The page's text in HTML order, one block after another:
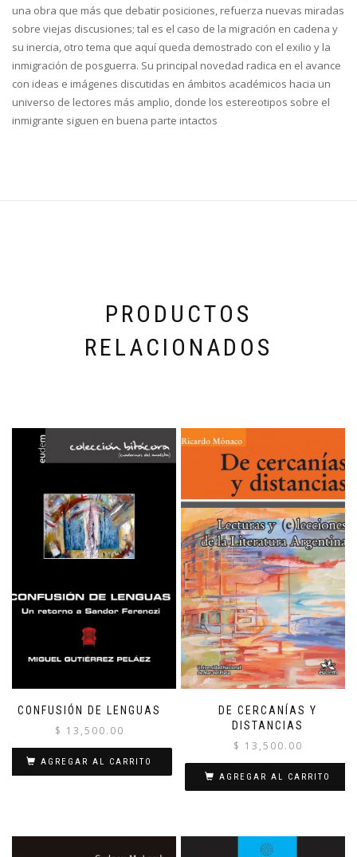
una obra que más que debatir posiciones, refuerza nuevas miradas
sobre viejas discusiones; tal es el caso de la migración en cadena y
su inercia, otro tema que aquí queda demostrado con el exilio y la
inmigración de posguerra. Su principal novedad radica en el avance
con ideas e imágenes discutidas en ámbitos académicos hacia un
universo de lectores más amplio, donde los estereotipos sobre el
inmigrante siguen en buena parte intactos
PRODUCTOS
RELACIONADOS
CONFUSIÓN DE LENGUAS
$ 13,500.00
AGREGAR AL CARRITO
DE CERCANÍAS Y
DISTANCIAS
$ 13,500.00
AGREGAR AL CARRITO